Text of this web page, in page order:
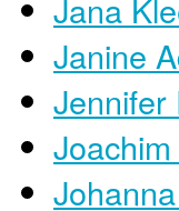
Janine
Jennifer